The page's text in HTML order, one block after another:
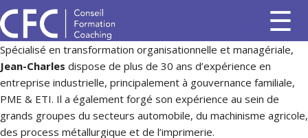
Spécialisé en transformation organisationnelle et managériale,
Jean-Charles dispose de plus de 30 ans d’expérience en
entreprise industrielle, principalement à gouvernance familiale,
PME & ETI. Il a également forgé son expérience au sein de
grands groupes du secteurs automobile, du machinisme agricole,
des process métallurgique et de l’imprimerie.